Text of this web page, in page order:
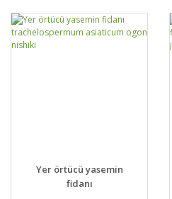
Yer örtücü yasemin
fidanı